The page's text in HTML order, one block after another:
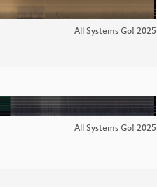
All Systems Go! 2025
All Systems Go! 2025